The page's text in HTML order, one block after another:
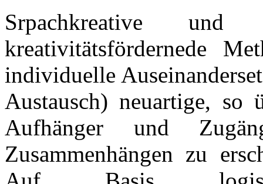
Srpachkreative
kreativitätsfördernede
individuelle
Austausch) neuartige, so
Aufhänger und
Zusammenhängen zu